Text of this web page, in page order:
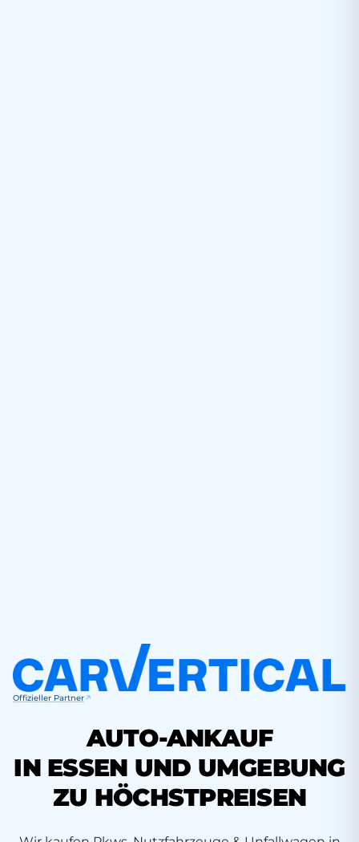
Offizieller Partner
AUTO-ANKAUF
IN ESSEN UND UMGEBUNG
ZU HÖCHSTPREISEN